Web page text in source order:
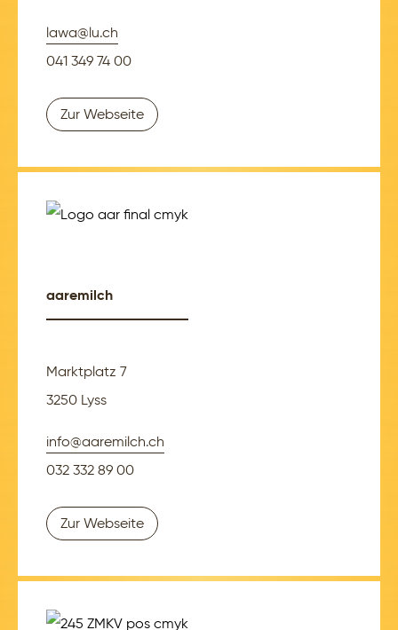
lawa@lu.ch
041 349 74 00
Zur Webseite
aaremilch
Marktplatz 7
3250 Lyss
info@aaremilch.ch
032 332 89 00
Zur Webseite